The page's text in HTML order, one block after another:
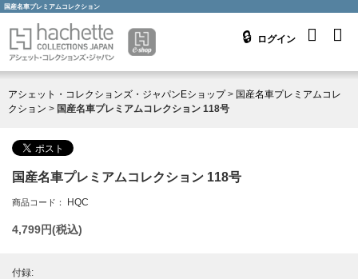
国産名車プレミアムコレクション
ログイン
アシェット・コレクションズ・ジャパンEショップ> 国産名車プレミアムコレ
クション > 国産名車プレミアムコレクション 118号
国産名車プレミアムコレクション 118号
商品コード： HQC
4,799円(税込)
付録: